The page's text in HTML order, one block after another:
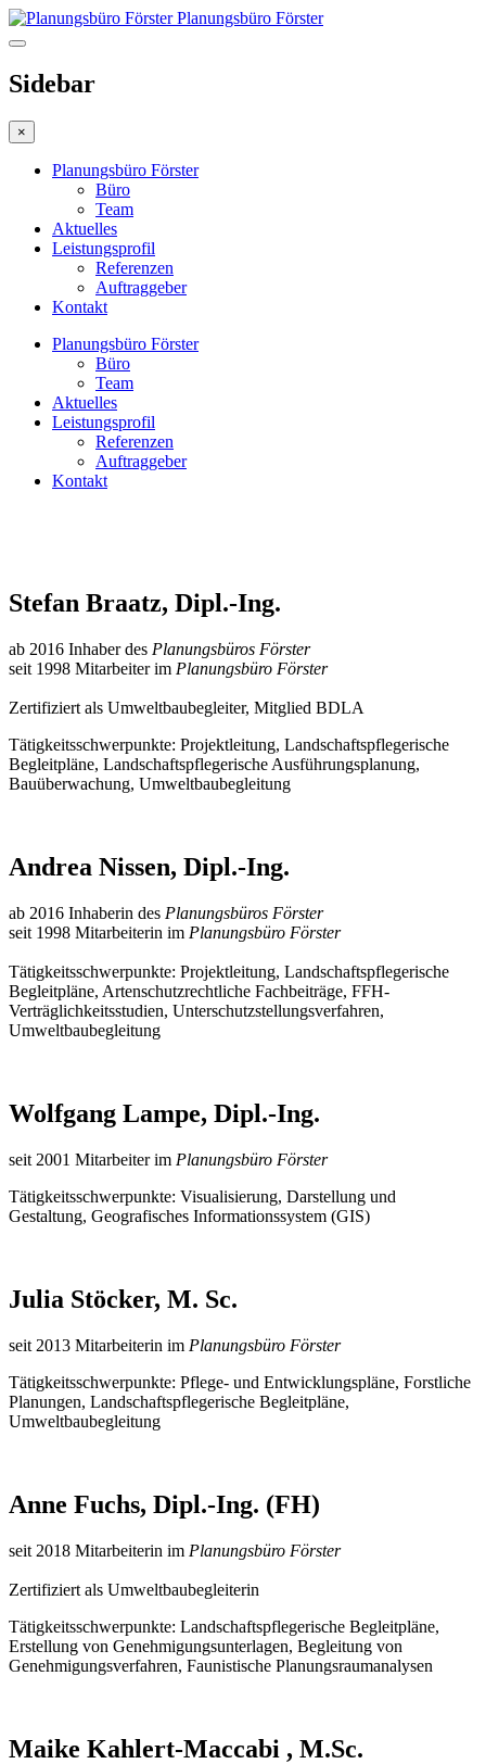
Planungsbüro Förster
Sidebar
×
Planungsbüro Förster
Büro
Team
Aktuelles
Leistungsprofil
Referenzen
Auftraggeber
Kontakt
Planungsbüro Förster
Büro
Team
Aktuelles
Leistungsprofil
Referenzen
Auftraggeber
Kontakt
Stefan Braatz, Dipl.-Ing.
ab 2016 Inhaber des Planungsbüros Förster
seit 1998 Mitarbeiter im Planungsbüro Förster
Zertifiziert als Umweltbaubegleiter, Mitglied BDLA
Tätigkeitsschwerpunkte: Projektleitung, Landschaftspflegerische
Begleitpläne, Landschaftspflegerische Ausführungsplanung,
Bauüberwachung, Umweltbaubegleitung
Andrea Nissen, Dipl.-Ing.
ab 2016 Inhaberin des Planungsbüros Förster
seit 1998 Mitarbeiterin im Planungsbüro Förster
Tätigkeitsschwerpunkte: Projektleitung, Landschaftspflegerische
Begleitpläne, Artenschutzrechtliche Fachbeiträge, FFH-
Verträglichkeitsstudien, Unterschutzstellungsverfahren,
Umweltbaubegleitung
Wolfgang Lampe, Dipl.-Ing.
seit 2001 Mitarbeiter im Planungsbüro Förster
Tätigkeitsschwerpunkte: Visualisierung, Darstellung und
Gestaltung, Geografisches Informationssystem (GIS)
Julia Stöcker, M. Sc.
seit 2013 Mitarbeiterin im Planungsbüro Förster
Tätigkeitsschwerpunkte: Pflege- und Entwicklungspläne, Forstliche
Planungen, Landschaftspflegerische Begleitpläne,
Umweltbaubegleitung
Anne Fuchs, Dipl.-Ing. (FH)
seit 2018 Mitarbeiterin im Planungsbüro Förster
Zertifiziert als Umweltbaubegleiterin
Tätigkeitsschwerpunkte: Landschaftspflegerische Begleitpläne,
Erstellung von Genehmigungsunterlagen, Begleitung von
Genehmigungsverfahren, Faunistische Planungsraumanalysen
Maike Kahlert-Maccabi , M.Sc.